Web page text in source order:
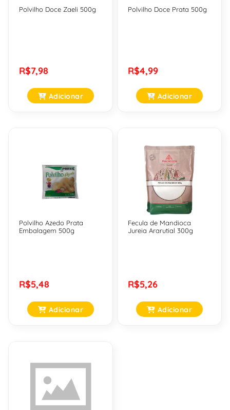
Polvilho Doce Zaeli 500g
R$7,98
Adicionar
Polvilho Doce Prata 500g
R$4,99
Adicionar
Polvilho Azedo Prata
Embalagem 500g
R$5,48
Adicionar
Fecula de Mandioca
Jureia Ararutial 300g
R$5,26
Adicionar